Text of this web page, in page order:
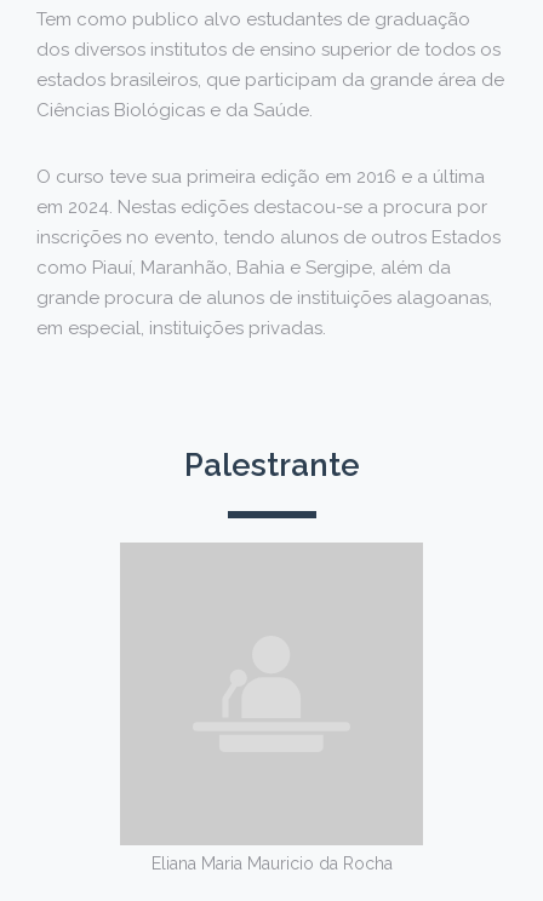
Tem como publico alvo estudantes de graduação
dos diversos institutos de ensino superior de todos os
estados brasileiros, que participam da grande área de
Ciências Biológicas e da Saúde.
O curso teve sua primeira edição em 2016 e a última
em 2024. Nestas edições destacou-se a procura por
inscrições no evento, tendo alunos de outros Estados
como Piauí, Maranhão, Bahia e Sergipe, além da
grande procura de alunos de instituições alagoanas,
em especial, instituições privadas.
Palestrante
Eliana Maria Mauricio da Rocha